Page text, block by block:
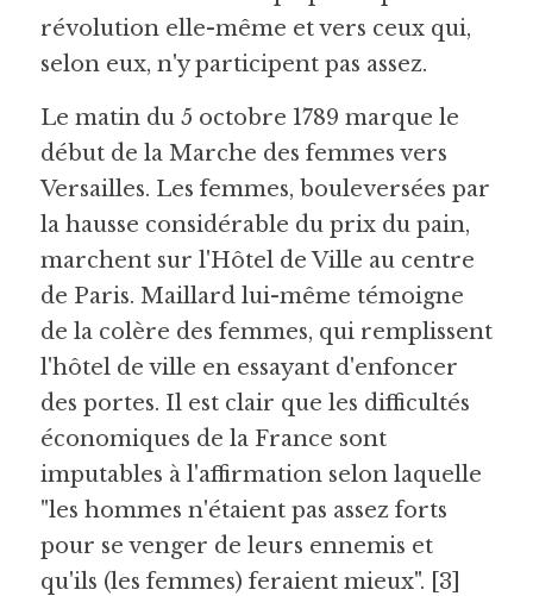
révolution elle-même et vers ceux qui,
selon eux, n'y participent pas assez.
Le matin du 5 octobre 1789 marque le
début de la Marche des femmes vers
Versailles. Les femmes, bouleversées par
la hausse considérable du prix du pain,
marchent sur l'Hôtel de Ville au centre
de Paris. Maillard lui-même témoigne
de la colère des femmes, qui remplissent
l'hôtel de ville en essayant d'enfoncer
des portes. Il est clair que les difficultés
économiques de la France sont
imputables à l'affirmation selon laquelle
"les hommes n'étaient pas assez forts
pour se venger de leurs ennemis et
qu'ils (les femmes) feraient mieux". [3]